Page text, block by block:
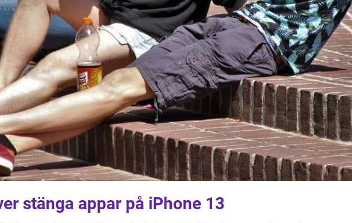
stänga appar på iPhone 13